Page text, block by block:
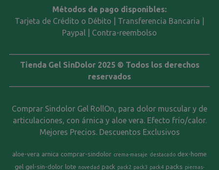
Métodos de pago disponibles:
Tarjeta de Crédito o Débito | Transferencia Bancaria |
Paypal | Contra-reembolso
Tienda Gel SinDolor 2025 © Todos los derechos
reservados
Comprar Sindolor Gel RollOn, para dolor muscular y de
articulaciones, con árnica y aloe vera. Efecto frío/calor.
Mejores Precios. Descuentos Exclusivos
aloe-vera arnica comprar-sindolor crema-masaje destacado dex-home
gel gel-sin-dolor lote novedad pack pack2 pack3 pack4 packs piernas-